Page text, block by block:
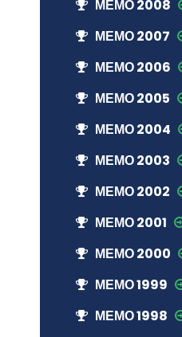
МЕМО 2008
МЕМО 2007
МЕМО 2006
МЕМО 2005
МЕМО 2004
МЕМО 2003
МЕМО 2002
МЕМО 2001
МЕМО 2000
МЕМО 1999
МЕМО 1998